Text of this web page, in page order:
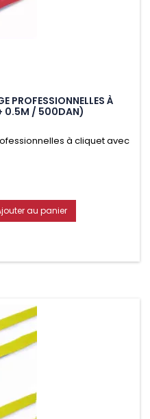
PROFESSIONNELLES À
0.5M / 500DAN)
à cliquet avec
/ 500daN), simple et rapide
sécuriser vos
Matière polyester très
de températures,
au panier